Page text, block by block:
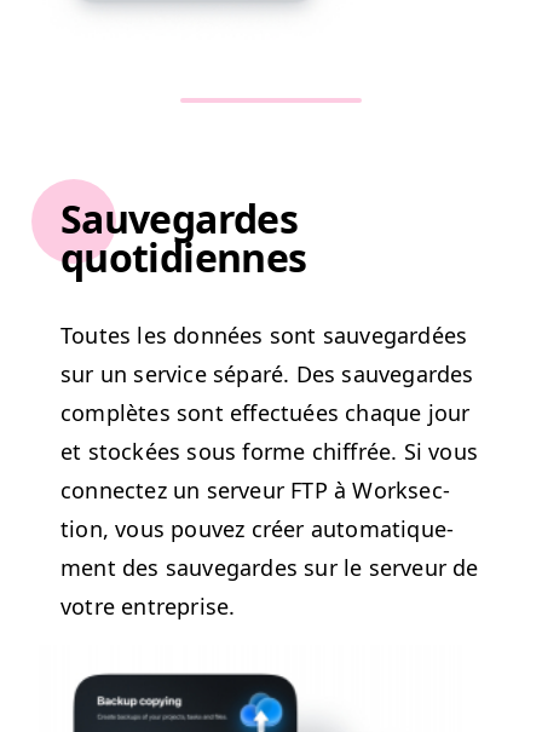
Sauvegardes
quotidiennes
Toutes les don­nées sont sauve­g­ardées
sur un ser­vice séparé. Des sauve­g­ardes
com­plètes sont effec­tuées chaque jour
et stock­ées sous forme chiffrée. Si vous
con­nectez un serveur FTP à Work­sec­
tion, vous pou­vez créer automa­tique­
ment des sauve­g­ardes sur le serveur de
votre entreprise.